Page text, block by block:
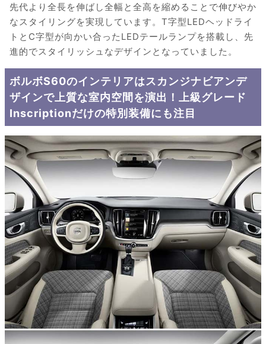
先代より全長を伸ばし全幅と全高を縮めることで伸びやか
なスタイリングを実現しています。T字型LEDヘッドライ
トとC字型が向かい合ったLEDテールランプを搭載し、先
進的でスタイリッシュなデザインとなっていました。
ボルボS60のインテリアはスカンジナビアンデ
ザインで上質な室内空間を演出！上級グレード
Inscriptionだけの特別装備にも注目